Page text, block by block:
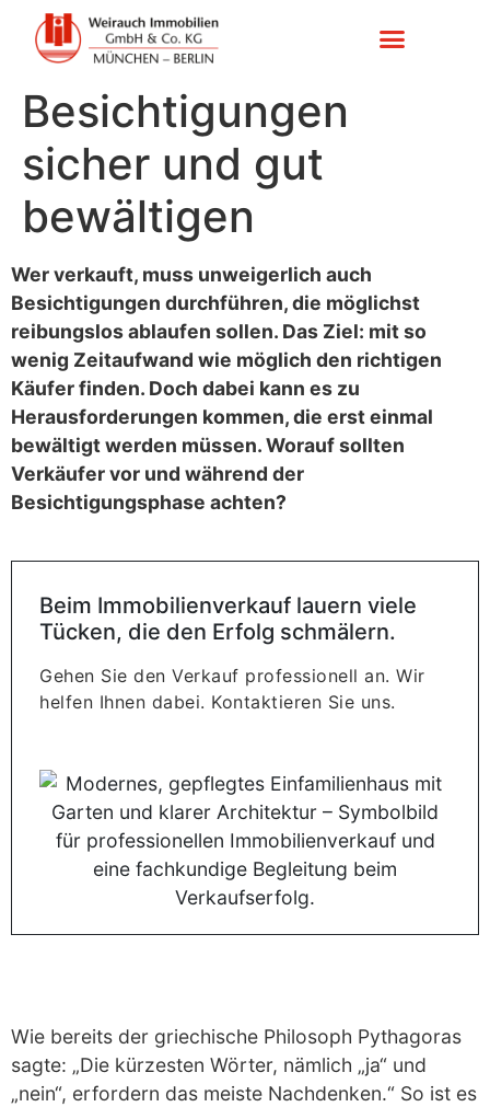
Besichtigungen
sicher und gut
bewältigen
Wer verkauft, muss unweigerlich auch
Besichtigungen durchführen, die möglichst
reibungslos ablaufen sollen. Das Ziel: mit so
wenig Zeitaufwand wie möglich den richtigen
Käufer finden. Doch dabei kann es zu
Herausforderungen kommen, die erst einmal
bewältigt werden müssen. Worauf sollten
Verkäufer vor und während der
Besichtigungsphase achten?
Beim Immobilienverkauf lauern viele
Tücken, die den Erfolg schmälern.
Gehen Sie den Verkauf professionell an. Wir
helfen Ihnen dabei. Kontaktieren Sie uns.
Wie bereits der griechische Philosoph Pythagoras
sagte: „Die kürzesten Wörter, nämlich „ja“ und
„nein“, erfordern das meiste Nachdenken.“ So ist es